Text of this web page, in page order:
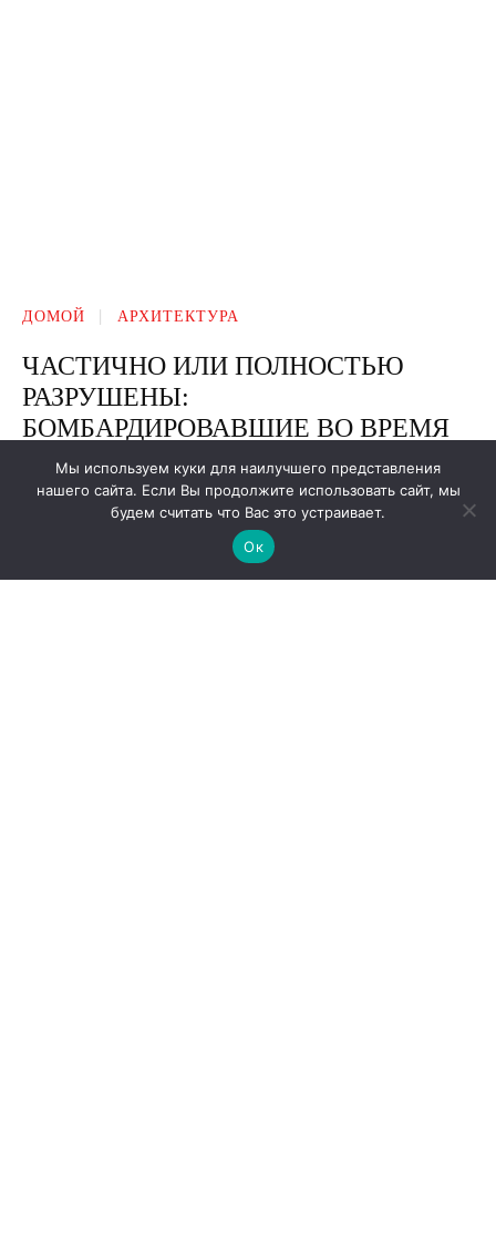
Мы используем куки для наилучшего представления
нашего сайта. Если Вы продолжите использовать сайт, мы
будем считать что Вас это устраивает.
Ок